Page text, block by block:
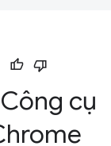
cụ